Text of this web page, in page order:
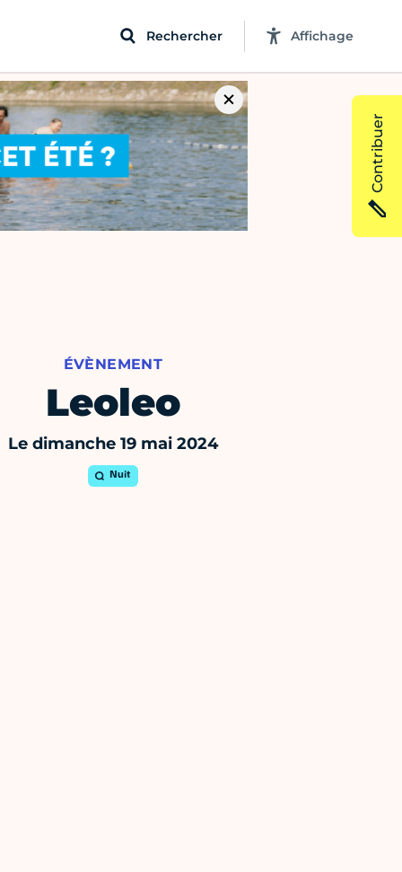
Rechercher Affichage
ÉVÈNEMENT
Leoleo
Le dimanche 19 mai 2024
Nuit
Contribuer